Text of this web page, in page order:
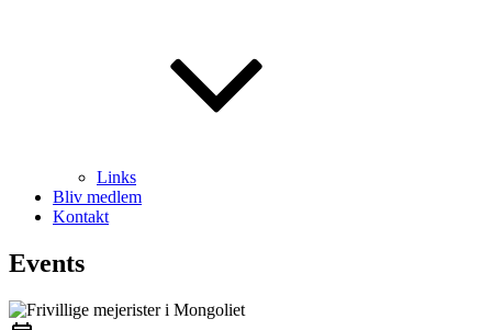
Links
Bliv medlem
Kontakt
Events